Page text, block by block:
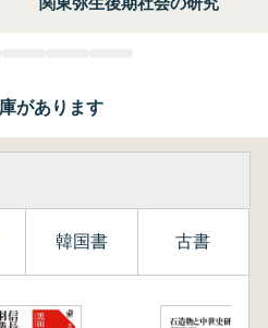
があります
韓国書 古書